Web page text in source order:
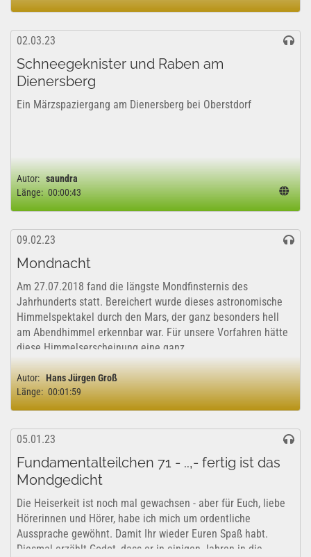
02.03.23
Schneegeknister und Raben am
Dienersberg
Ein Märzspaziergang am Dienersberg bei Oberstdorf
Autor: saundra
Länge: 00:00:43
09.02.23
Mondnacht
Am 27.07.2018 fand die längste Mondfinsternis des
Jahrhunderts statt. Bereichert wurde dieses astronomische
Himmelspektakel durch den Mars, der ganz besonders hell
am Abendhimmel erkennbar war. Für unsere Vorfahren hätte
diese Himmelserscheinung eine ganz...
Autor: Hans Jürgen Groß
Länge: 00:01:59
05.01.23
Fundamentalteilchen 71 - ..,- fertig ist das
Mondgedicht
Die Heiserkeit ist noch mal gewachsen - aber für Euch, liebe
Hörerinnen und Hörer, habe ich mich um ordentliche
Aussprache gewöhnt. Damit Ihr wieder Euren Spaß habt.
Diesmal erzählt Godot, dass er in einigen Jahren in die